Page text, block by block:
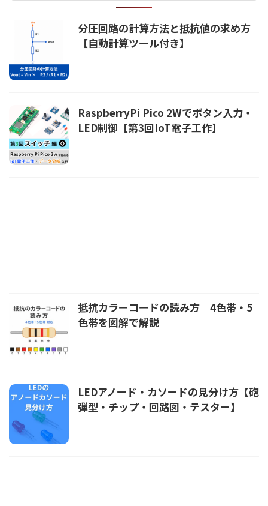
分圧回路の計算方法と抵抗値の求め方
【自動計算ツール付き】
RaspberryPi Pico 2Wでボタン入力・
LED制御【第3回IoT電子工作】
抵抗カラーコードの読み方｜4色帯・5
色帯を図解で解説
LEDアノード・カソードの見分け方【砲
弾型・チップ・回路図・テスター】